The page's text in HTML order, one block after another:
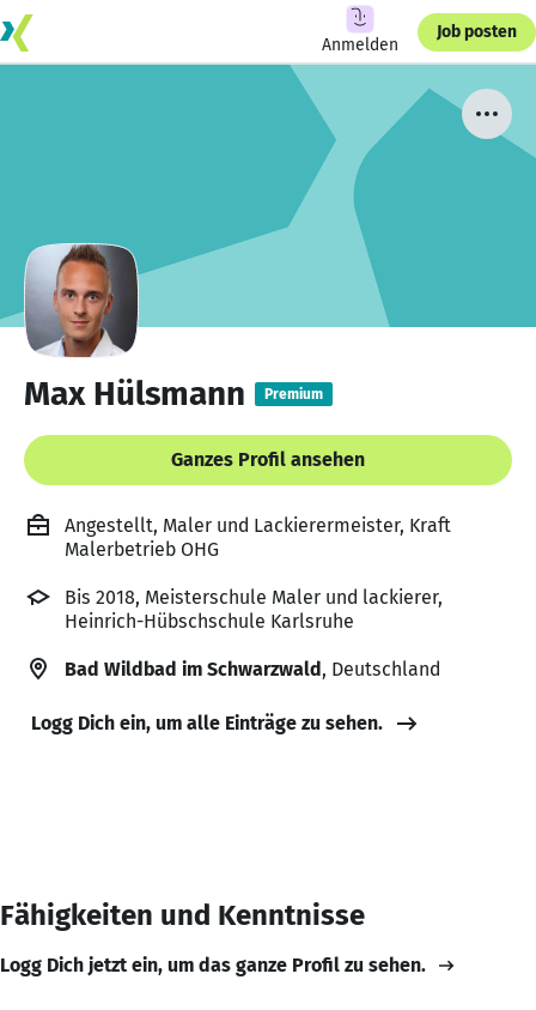
Anmelden
Job posten
Max Hülsmann Premium
Ganzes Profil ansehen
Angestellt, Maler und Lackierermeister, Kraft
Malerbetrieb OHG
Bis 2018, Meisterschule Maler und lackierer,
Heinrich-Hübschschule Karlsruhe
Bad Wildbad im Schwarzwald, Deutschland
Logg Dich ein, um alle Einträge zu sehen.
Fähigkeiten und Kenntnisse
Logg Dich jetzt ein, um das ganze Profil zu sehen.